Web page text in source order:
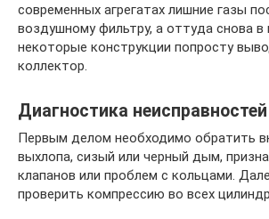
современных агрегатах лишние газы
воздушному фильтру, а оттуда снова в
некоторые конструкции попросту
коллектор.
Диагностика неисправностей
Первым делом необходимо обратить
выхлопа, сизый или черный дым,
клапанов или проблем с кольцами.
проверить компрессию во всех